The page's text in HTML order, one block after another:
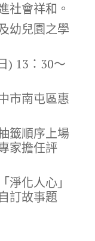
社會祥和。
幼兒園之學
) 13：30～
市南屯區惠
籤順序上場
家擔任評
化人心」
訂故事題